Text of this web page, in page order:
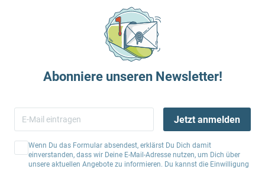
Abonniere unseren Newsletter!
Jetzt anmelden
Wenn Du das Formular absendest, erklärst Du Dich damit
einverstanden, dass wir Deine E-Mail-Adresse nutzen, um Dich über
unsere aktuellen Angebote zu informieren. Du kannst die Einwilligung